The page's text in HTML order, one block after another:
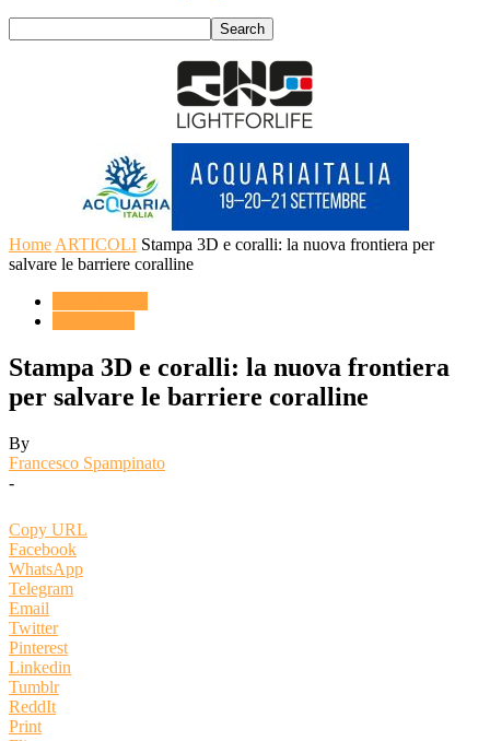
Home ARTICOLI Stampa 3D e coralli: la nuova frontiera per
salvare le barriere coralline
Stampa 3D e coralli: la nuova frontiera
per salvare le barriere coralline
By
Francesco Spampinato
-
Copy URL
Facebook
WhatsApp
Telegram
Email
Twitter
Pinterest
Linkedin
Tumblr
ReddIt
Print